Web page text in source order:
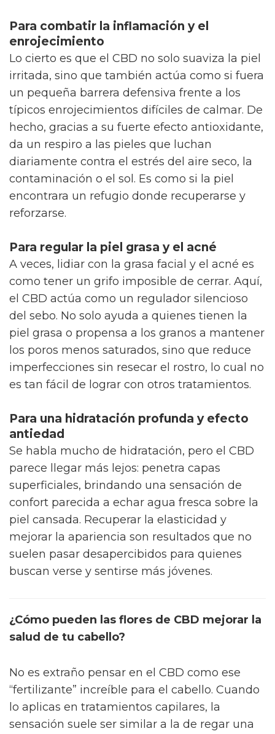
Para combatir la inflamación y el
enrojecimiento
Lo cierto es que el CBD no solo suaviza la piel
irritada, sino que también actúa como si fuera
un pequeña barrera defensiva frente a los
típicos enrojecimientos difíciles de calmar. De
hecho, gracias a su fuerte efecto antioxidante,
da un respiro a las pieles que luchan
diariamente contra el estrés del aire seco, la
contaminación o el sol. Es como si la piel
encontrara un refugio donde recuperarse y
reforzarse.
Para regular la piel grasa y el acné
A veces, lidiar con la grasa facial y el acné es
como tener un grifo imposible de cerrar. Aquí,
el CBD actúa como un regulador silencioso
del sebo. No solo ayuda a quienes tienen la
piel grasa o propensa a los granos a mantener
los poros menos saturados, sino que reduce
imperfecciones sin resecar el rostro, lo cual no
es tan fácil de lograr con otros tratamientos.
Para una hidratación profunda y efecto
antiedad
Se habla mucho de hidratación, pero el CBD
parece llegar más lejos: penetra capas
superficiales, brindando una sensación de
confort parecida a echar agua fresca sobre la
piel cansada. Recuperar la elasticidad y
mejorar la apariencia son resultados que no
suelen pasar desapercibidos para quienes
buscan verse y sentirse más jóvenes.
¿Cómo pueden las flores de CBD mejorar la
salud de tu cabello?
No es extraño pensar en el CBD como ese
“fertilizante” increíble para el cabello. Cuando
lo aplicas en tratamientos capilares, la
sensación suele ser similar a la de regar una